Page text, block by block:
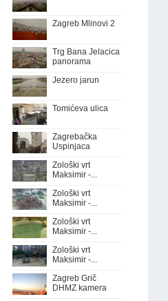
Zagreb Mlinovi 2
Trg Bana Jelacica
panorama
Jezero jarun
Tomićeva ulica
Zagrebačka
Uspinjaca
Zološki vrt
Maksimir -...
Zološki vrt
Maksimir -...
Zološki vrt
Maksimir -...
Zološki vrt
Maksimir -...
Zagreb Grič
DHMZ kamera